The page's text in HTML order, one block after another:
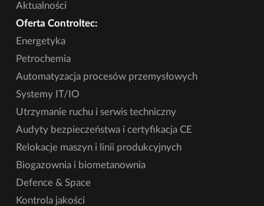
Aktualności
Oferta Controltec:
Energetyka
Petrochemia
Automatyzacja procesów przemysłowych
Systemy IT/IO
Utrzymanie ruchu i serwis techniczny
Audyty bezpieczeństwa i certyfikacja CE
Relokacje maszyn i linii produkcyjnych
Biogazownia i biometanownia
Defence & Space
Kontrola jakości